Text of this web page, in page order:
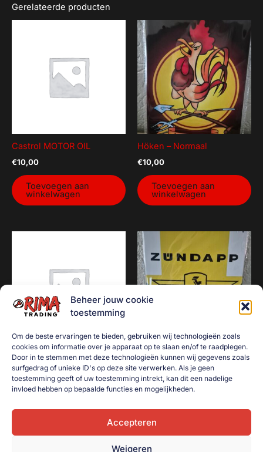
Beheer jouw cookie
toestemming
Om de beste ervaringen te bieden, gebruiken wij technologieën zoals
cookies om informatie over je apparaat op te slaan en/of te raadplegen.
Door in te stemmen met deze technologieën kunnen wij gegevens zoals
surfgedrag of unieke ID's op deze site verwerken. Als je geen
toestemming geeft of uw toestemming intrekt, kan dit een nadelige
invloed hebben op bepaalde functies en mogelijkheden.
Accepteren
Weigeren
Gerelateerde producten
Castrol MOTOR OIL
€10,00
Toevoegen aan
winkelwagen
Höken – Normaal
€10,00
Toevoegen aan
winkelwagen
Slechte sex is altijd beter
dan een goede dag op het
werk
Zundapp Service
€10,00